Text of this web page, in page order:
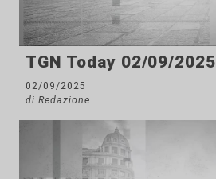
TGN Today 02/09/2025
02/09/2025
di Redazione